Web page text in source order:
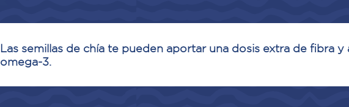
Las semillas de chía te pueden aportar una dosis extra de fibra y
omega-3.